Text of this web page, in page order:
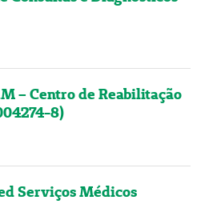
– Centro de Reabilitação
8)
Serviços Médicos